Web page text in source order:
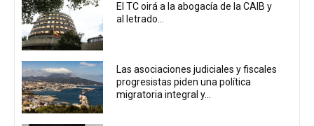
El TC oirá a la abogacía de la CAIB y
al letrado...
Las asociaciones judiciales y fiscales
progresistas piden una política
migratoria integral y...